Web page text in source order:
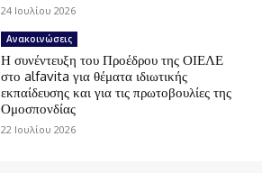
24 Ιουλίου 2026
Ανακοινώσεις
Η συνέντευξη του Προέδρου της ΟΙΕΛΕ
στο alfavita για θέματα ιδιωτικής
εκπαίδευσης και για τις πρωτοβουλίες της
Ομοσπονδίας
22 Ιουλίου 2026